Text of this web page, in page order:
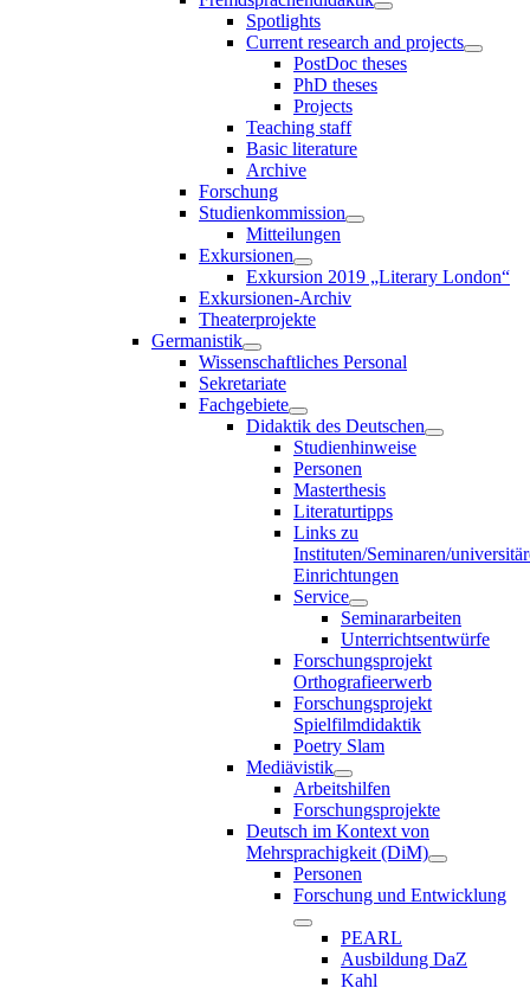
Spotlights
Current research and projects
PostDoc theses
PhD theses
Projects
Teaching staff
Basic literature
Archive
Forschung
Studienkommission
Mitteilungen
Exkursionen
Exkursion 2019 „Literary London“
Exkursionen-Archiv
Theaterprojekte
Germanistik
Wissenschaftliches Personal
Sekretariate
Fachgebiete
Didaktik des Deutschen
Studienhinweise
Personen
Masterthesis
Literaturtipps
Links zu
Instituten/Seminaren/
Einrichtungen
Service
Seminararbeiten
Unterrichtsentwürfe
Forschungsprojekt
Orthografieerwerb
Forschungsprojekt
Spielfilmdidaktik
Poetry Slam
Mediävistik
Arbeitshilfen
Forschungsprojekte
Deutsch im Kontext von
Mehrsprachigkeit (DiM)
Personen
Forschung und Entwicklung
PEARL
Ausbildung DaZ
Kahl